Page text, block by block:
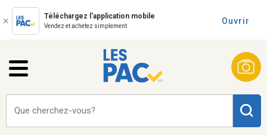
Téléchargez l'application mobile
Vendez et achetez simplement
Ouvrir
Que cherchez-vous?